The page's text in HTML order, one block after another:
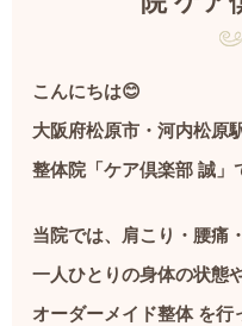
こんにちは😊
大阪府松原市・河内松原
整体院「ケア倶楽部 誠」
当院では、肩こり・腰痛
一人ひとりの身体の状態
オーダーメイド整体 を行